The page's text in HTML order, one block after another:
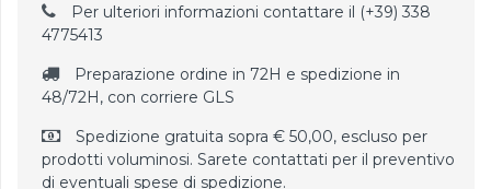
Per ulteriori informazioni contattare il (+39) 338
4775413
Preparazione ordine in 72H e spedizione in
48/72H, con corriere GLS
Spedizione gratuita sopra € 50,00, escluso per
prodotti voluminosi. Sarete contattati per il preventivo
di eventuali spese di spedizione.